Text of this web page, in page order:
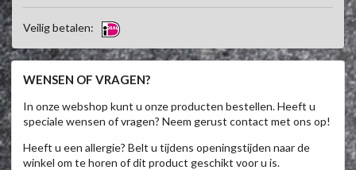
Veilig betalen:
WENSEN OF VRAGEN?
In onze webshop kunt u onze producten bestellen. Heeft u
speciale wensen of vragen? Neem gerust contact met ons op!
Heeft u een allergie? Belt u tijdens openingstijden naar de
winkel om te horen of dit product geschikt voor u is.